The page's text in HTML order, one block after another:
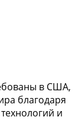
в США,
благодаря
и